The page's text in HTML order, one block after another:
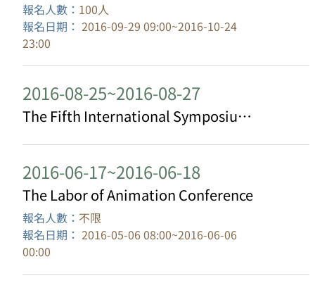
報名人數： 100人
報名日期： 2016-09-29 09:00~2016-10-24
23:00
2016-08-25~2016-08-27
The Fifth International Symposium of the ICTM Study Group for Musics of East Asia
2016-06-17~2016-06-18
The Labor of Animation Conference
報名人數： 不限
報名日期： 2016-05-06 08:00~2016-06-06
00:00